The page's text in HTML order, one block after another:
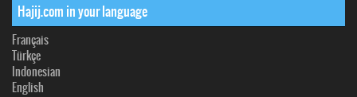
Hajij.com in your language
Français
Türkçe
Indonesian
English